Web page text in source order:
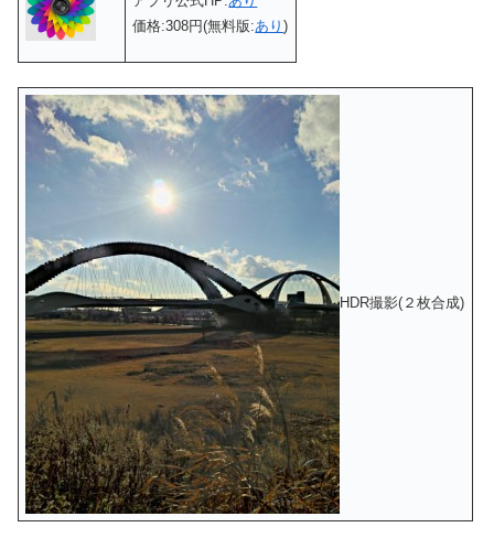
価格:308円(無料版:あり)
HDR撮影(２枚合成)